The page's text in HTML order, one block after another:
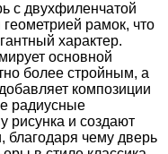
с двухфиленчатой
рамок, что
характер.
основной
более стройным, а
композиции
радиусные
рисунка и создают
благодаря чему дверь